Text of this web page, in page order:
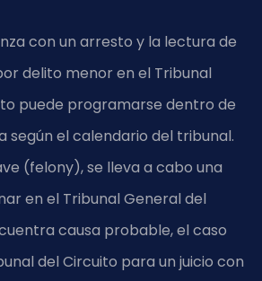
con un arresto y la lectura de
delito menor en el Tribunal
puede programarse dentro de
según el calendario del tribunal.
(felony), se lleva a cabo una
en el Tribunal General del
causa probable, el caso
del Circuito para un juicio con